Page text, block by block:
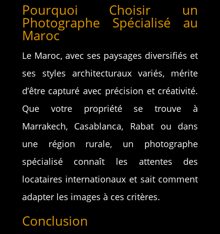
Pourquoi Choisir un
Photographe Spécialisé au
Maroc
Le Maroc, avec ses paysages diversifiés et
ses styles architecturaux variés, mérite
d’être capturé avec précision et créativité.
Que votre propriété se trouve à
Marrakech, Casablanca, Rabat ou dans
une région rurale, un photographe
spécialisé connaît les attentes des
locataires internationaux et sait comment
adapter les images à ces critères.
Conclusion